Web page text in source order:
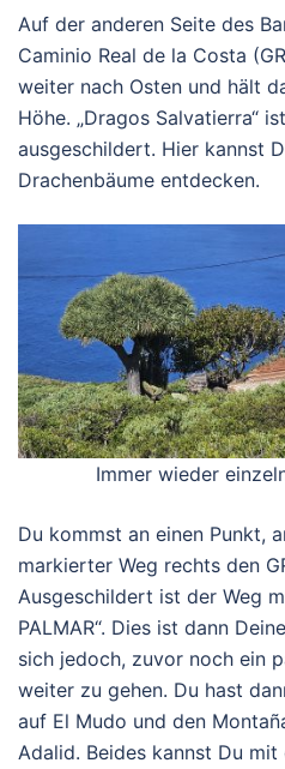
Auf der anderen Seite des
Caminio Real de la Costa
weiter nach Osten und hält
Höhe. „Dragos Salvatierra“
ausgeschildert. Hier kannst
Drachenbäume entdecken.
Immer wieder
Du kommst an einen Punkt,
markierter Weg rechts den
Ausgeschildert ist der Weg
PALMAR“. Dies ist dann
sich jedoch, zuvor noch ein
weiter zu gehen. Du hast
auf El Mudo und den
Adalid. Beides kannst Du mit